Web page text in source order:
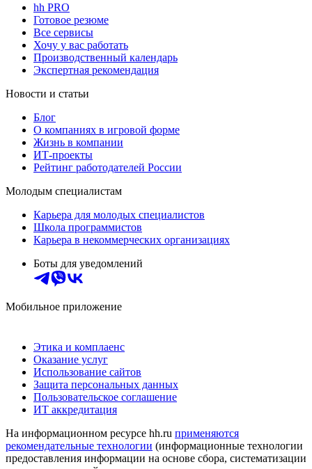
hh PRO
Готовое резюме
Все сервисы
Хочу у вас работать
Производственный календарь
Экспертная рекомендация
Новости и статьи
Блог
О компаниях в игровой форме
Жизнь в компании
ИТ-проекты
Рейтинг работодателей России
Молодым специалистам
Карьера для молодых специалистов
Школа программистов
Карьера в некоммерческих организациях
Боты для уведомлений
Мобильное приложение
Этика и комплаенс
Оказание услуг
Использование сайтов
Защита персональных данных
Пользовательское соглашение
ИТ аккредитация
На информационном ресурсе hh.ru применяются
рекомендательные технологии (информационные технологии
предоставления информации на основе сбора, систематизации